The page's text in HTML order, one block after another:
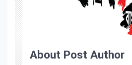
About Post Author